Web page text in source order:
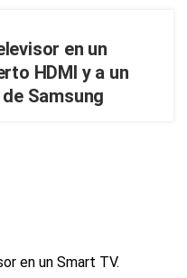
en un
HDMI y a un
Samsung